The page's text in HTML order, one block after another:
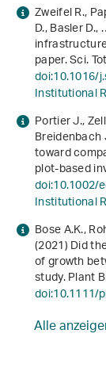
Zweifel R.,
D., Basler
paper. Sci.
doi:10.1016/
Institutional
Portier J.,
toward
plot‐based
doi:10.1002/
Institutional
Bose A.K.,
(2021) Did
of growth
study. Plant
doi:10.1111/
Alle